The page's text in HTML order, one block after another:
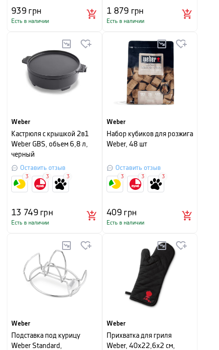
939грн
Есть в наличии
1 879 грн
Есть в наличии
Weber
Кастрюля с крышкой 2в1
Weber GBS, объем 6,8 л,
черный
Оставить отзыв
13 749грн
Есть в наличии
3 3 3
Weber
Набор кубиков для розжига
Weber, 48 шт
Оставить отзыв
409грн
Есть в наличии
3 3 3
Weber
Подставка под курицу
Weber Standard,
Weber
Прихватка для гриля
Weber, 40х22,6х2 см,